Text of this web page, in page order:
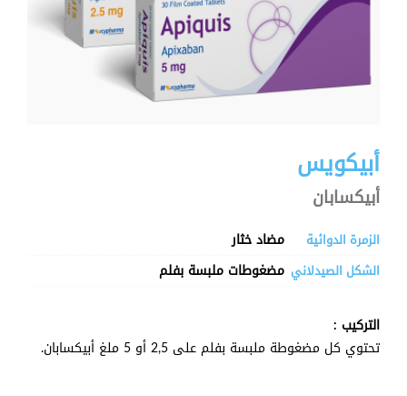
أبيكويس
أبيكسابان
الزمرة الدوائية مضاد خثار
الشكل الصيدلاني مضغوطات ملبسة بفلم
التركيب :
تحتوي كل مضغوطة ملبسة بفلم على 2,5 أو 5 ملغ أبيكسابان.